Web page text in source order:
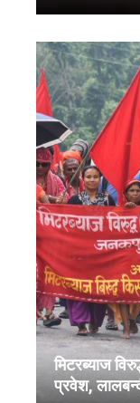
मिटरब्याज
प्रवेश,